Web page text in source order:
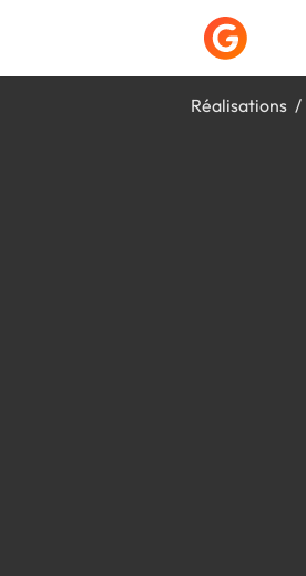
Réalisations